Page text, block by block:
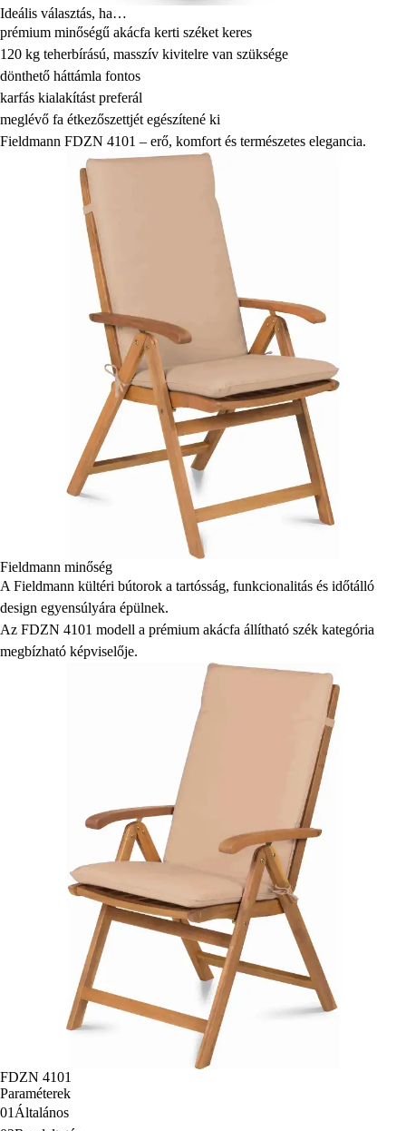
Ideális választás, ha…
prémium minőségű akácfa kerti széket keres
120 kg teherbírású, masszív kivitelre van szüksége
dönthető háttámla fontos
karfás kialakítást preferál
meglévő fa étkezőszettjét egészítené ki
Fieldmann FDZN 4101 – erő, komfort és természetes elegancia.
Fieldmann minőség
A Fieldmann kültéri bútorok a tartósság, funkcionalitás és időtálló
design egyensúlyára épülnek.
Az FDZN 4101 modell a prémium akácfa állítható szék kategória
megbízható képviselője.
FDZN 4101
Paraméterek
01 Általános